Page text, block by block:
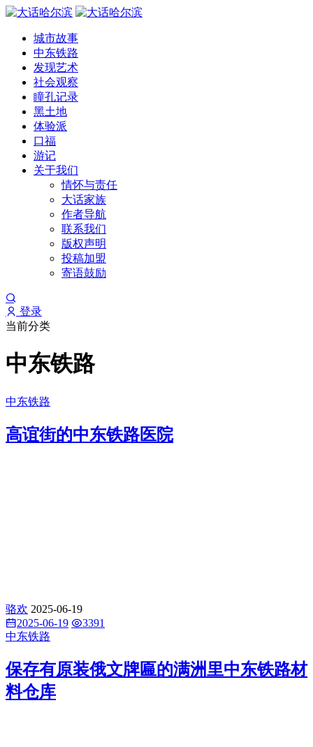
城市故事
中东铁路
发现艺术
社会观察
瞳孔记录
黑土地
体验派
口福
游记
关于我们
情怀与责任
大话家族
作者导航
联系我们
版权声明
投稿加盟
寄语鼓励
登录
当前分类
中东铁路
中东铁路
高谊街的中东铁路医院
骆欢 2025-06-19
2025-06-19
3391
中东铁路
保存有原装俄文牌匾的满洲里中东铁路材
料仓库